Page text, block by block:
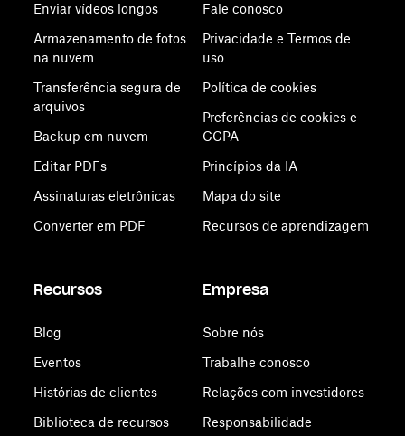
Enviar vídeos longos
Armazenamento de fotos
na nuvem
Transferência segura de
arquivos
Backup em nuvem
Editar PDFs
Assinaturas eletrônicas
Converter em PDF
Fale conosco
Privacidade e Termos de
uso
Política de cookies
Preferências de cookies e
CCPA
Princípios da IA
Mapa do site
Recursos de aprendizagem
Recursos
Blog
Eventos
Histórias de clientes
Biblioteca de recursos
Empresa
Sobre nós
Trabalhe conosco
Relações com investidores
Responsabilidade